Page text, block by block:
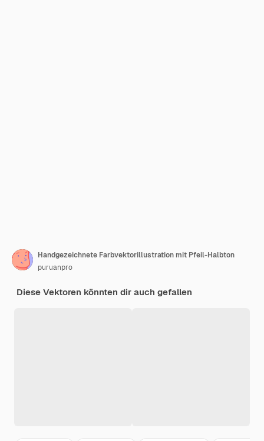
Handgezeichnete Farbvektorillustration mit Pfeil-Halbton
puruanpro
Diese Vektoren könnten dir auch gefallen